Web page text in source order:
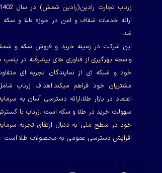
ارائه خدمات شفاف و امن در حوزه طلا و سکه
شد.
این شرکت در زمینه خرید و فروش سکه و
واسطه بهرگیری از فناوری های پیشرفته در
خود و شبکه ای از نمایندگان تجربه ای
مشتریان خود فراهم میکند.اهداف زرناب
اعتماد در بازار طلا،ارائه دسترسی آسان به
سهولت خرید در طلا و سکه است .زرناب با
خود در سطح ملی به دنبال ارتقای تجربه
افزایش دسترسی عمومی به محصولات طلا است